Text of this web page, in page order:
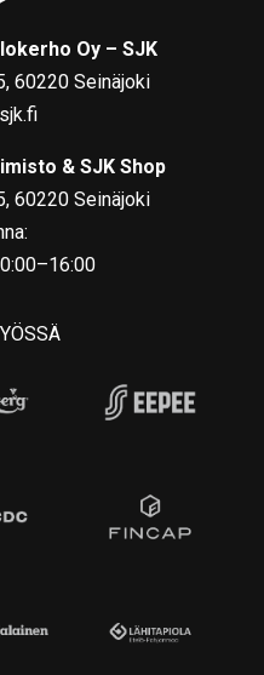
Oy – SJK
60220 Seinäjoki
& SJK Shop
60220 Seinäjoki